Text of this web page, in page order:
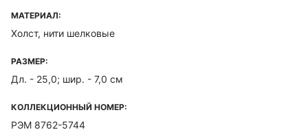
МАТЕРИАЛ:
Холст, нити шелковые
РАЗМЕР:
Дл. - 25,0; шир. - 7,0 см
КОЛЛЕКЦИОННЫЙ НОМЕР:
РЭМ 8762-5744